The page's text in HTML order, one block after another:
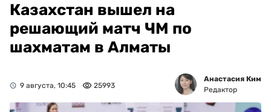
Казахстан вышел на
решающий матч ЧМ по
шахматам в Алматы
9 августа, 10:45 25993
Анастасия Ким
Редактор